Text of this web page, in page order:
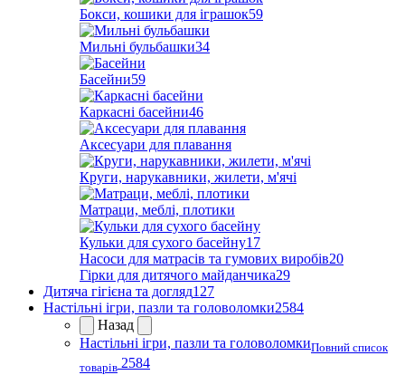
Бокси, кошики для іграшок59
Мильні бульбашки34
Басейни59
Каркасні басейни46
Аксесуари для плавання
Круги, нарукавники, жилети, м'ячі
Матраци, меблі, плотики
Кульки для сухого басейну17
Насоси для матрасів та гумових виробів20
Гірки для дитячого майданчика29
Дитяча гігієна та догляд127
Настільні ігри, пазли та головоломки2584
Назад
Настільні ігри, пазли та головоломкиПовний список
товарів 2584